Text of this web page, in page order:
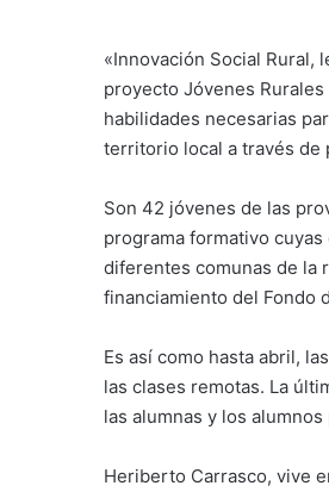
«Innovación Social Rural,
proyecto Jóvenes
habilidades necesarias
territorio local a través de
Son 42 jóvenes de las
programa formativo
diferentes comunas de la
financiamiento del Fondo
Es así como hasta abril,
las clases remotas. La
las alumnas y los
Heriberto Carrasco, vive